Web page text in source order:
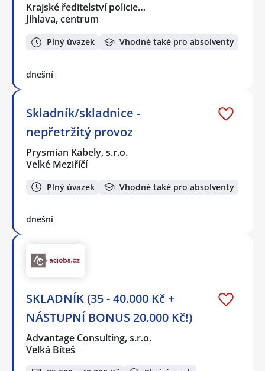
Krajské ředitelství policie…
Jihlava, centrum
Plný úvazek Vhodné také pro absolventy
dnešní
Skladník/skladnice -
nepřetržitý provoz
Prysmian Kabely, s.r.o.
Velké Meziříčí
Plný úvazek Vhodné také pro absolventy
dnešní
SKLADNÍK (35 - 40.000 Kč +
NÁSTUPNÍ BONUS 20.000 Kč!)
Advantage Consulting, s.r.o.
Velká Bíteš